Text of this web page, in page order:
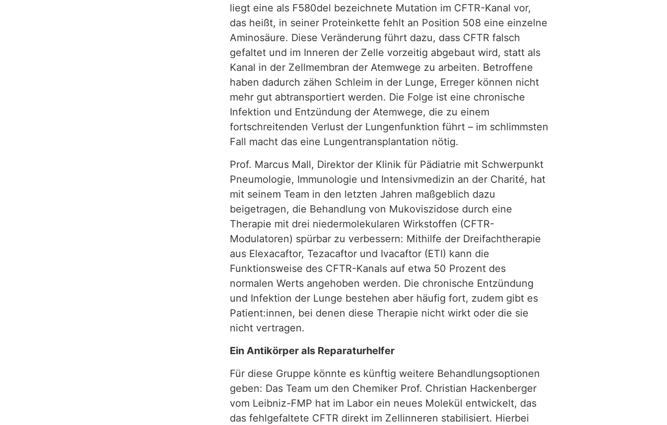
liegt eine als F580del bezeichnete Mutation im CFTR-Kanal vor,
das heißt, in seiner Proteinkette fehlt an Position 508 eine einzelne
Aminosäure. Diese Veränderung führt dazu, dass CFTR falsch
gefaltet und im Inneren der Zelle vorzeitig abgebaut wird, statt als
Kanal in der Zellmembran der Atemwege zu arbeiten. Betroffene
haben dadurch zähen Schleim in der Lunge, Erreger können nicht
mehr gut abtransportiert werden. Die Folge ist eine chronische
Infektion und Entzündung der Atemwege, die zu einem
fortschreitenden Verlust der Lungenfunktion führt – im schlimmsten
Fall macht das eine Lungentransplantation nötig.
Prof. Marcus Mall, Direktor der Klinik für Pädiatrie mit Schwerpunkt
Pneumologie, Immunologie und Intensivmedizin an der Charité, hat
mit seinem Team in den letzten Jahren maßgeblich dazu
beigetragen, die Behandlung von Mukoviszidose durch eine
Therapie mit drei niedermolekularen Wirkstoffen (CFTR-
Modulatoren) spürbar zu verbessern: Mithilfe der Dreifachtherapie
aus Elexacaftor, Tezacaftor und Ivacaftor (ETI) kann die
Funktionsweise des CFTR-Kanals auf etwa 50 Prozent des
normalen Werts angehoben werden. Die chronische Entzündung
und Infektion der Lunge bestehen aber häufig fort, zudem gibt es
Patient:innen, bei denen diese Therapie nicht wirkt oder die sie
nicht vertragen.
Ein Antikörper als Reparaturhelfer
Für diese Gruppe könnte es künftig weitere Behandlungsoptionen
geben: Das Team um den Chemiker Prof. Christian Hackenberger
vom Leibniz-FMP hat im Labor ein neues Molekül entwickelt, das
das fehlgefaltete CFTR direkt im Zellinneren stabilisiert. Hierbei